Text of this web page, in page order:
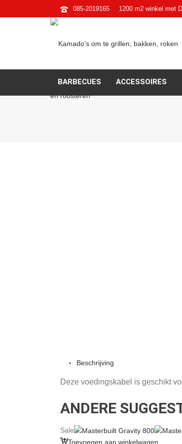
085-2019165 1200 m2 winkel met
BARBECUES ACCESSOIRES
Beschrijving
Deze voedingskabel is geschikt
ANDERE
Sale
Toevoegen aan winkelwagen